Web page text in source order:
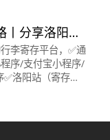
丨分享洛阳的
李寄存平台，✅通
序/支付宝小程序/
洛阳站（寄存
出口约2